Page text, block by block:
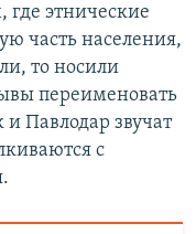
где этнические
часть населения,
то носили
переименовать
и Павлодар звучат
с